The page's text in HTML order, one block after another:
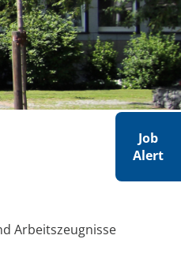
Arbeitszeugnisse
Job
Alert